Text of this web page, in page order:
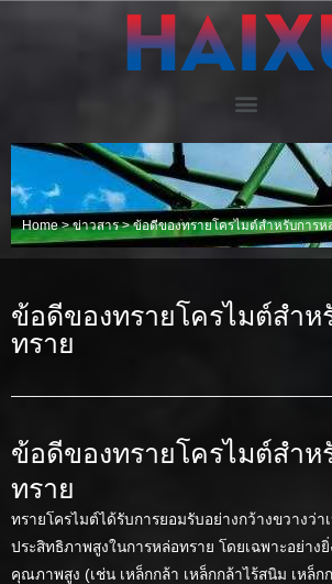
Home>ข่าวสาร>ข้อดีของทรายโครไมต์สำหรับการห
ข้อดีของทรายโครไมต์สำห
ทราย
ข้อดีของทรายโครไมต์สำห
ทราย
ทรายโครไมต์ได้รับการยอมรับอย่างกว้างขวางว่า
ประสิทธิภาพสูงในการหล่อทราย โดยเฉพาะอย่าง
คุณภาพสูง (เช่น เหล็กกล้า เหล็กกล้าไร้สนิม เหล็ก